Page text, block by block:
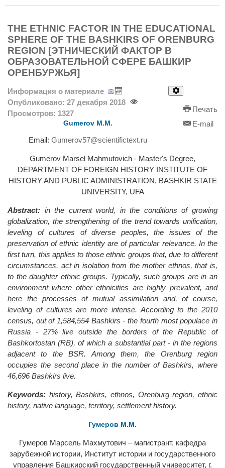
THE ETHNIC FACTOR IN THE EDUCATIONAL
SPHERE OF THE BASHKIRS OF ORENBURG
REGION [ЭТНИЧЕСКИЙ ФАКТОР В
ОБРАЗОВАТЕЛЬНОЙ СФЕРЕ БАШКИР
ОРЕНБУРЖЬЯ]
Печать
E-mail
Информация о материале
Опубликовано: 27 декабря 2018
Просмотров: 1327
Gumerov M.M.
Email: Gumerov57@scientifictext.ru
Gumerov Marsel Mahmutovich - Master's Degree,
DEPARTMENT OF FOREIGN HISTORY INSTITUTE OF
HISTORY AND PUBLIC ADMINISTRATION, BASHKIR STATE
UNIVERSITY, UFA
Abstract: in the current world, in the conditions of growing
globalization, the strengthening of the trend towards unification,
leveling of cultures of diverse peoples, the issues of the
preservation of ethnic identity are of particular relevance. In the
first turn, this applies to those ethnic groups that, due to different
circumstances, act in isolation from the mother ethnos, that is,
to the daughter ethnic groups. Typically, such groups are in an
environment where other ethnicities are highly prevalent, and
here the processes of mutual assimilation and, of course,
leveling of cultures are more intense. According to the 2010
census, out of 1,584,554 Bashkirs - the fourth most populace in
Russia - 27% live outside the borders of the Republic of
Bashkortostan (RB), of which a substantial part - in the regions
adjacent to the BSR. Among them, the Orenburg region
occupies the second place in the number of Bashkirs, where
46,696 Bashkirs live.
Keywords: history, Bashkirs, ethnos, Orenburg region, ethnic
history, native language, territory, settlement history.
Гумеров М.М.
Гумеров Марсель Махмутович – магистрант, кафедра
зарубежной истории, Институт истории и государственного
управления Башкирский государственный университет, г.